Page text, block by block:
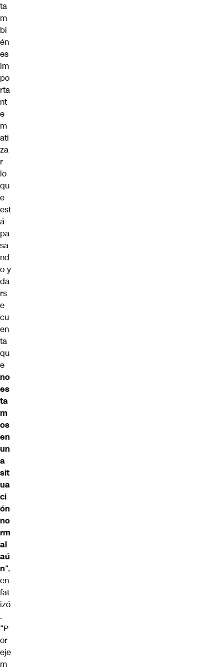
ta
m
bi
én
es
im
po
rta
nt
e
m
ati
za
r
lo
qu
e
est
á
pa
sa
nd
o y
da
rs
e
cu
en
ta
qu
e
no
es
ta
m
os
en
un
a
sit
ua
ci
ón
no
rm
al
aú
n“,
en
fat
izó
.
“P
or
eje
m